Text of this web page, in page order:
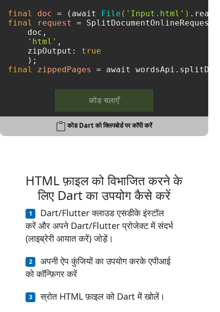
final
doc = (await File ( 'Input.html' )
final
request = SplitDocumentOnlineRequest(
    doc,
'html' ,
    zipOutput:
true
final
zippedPages = await
कोड चलाएँ
कोड Dart को क्लिपबोर्ड पर कॉपी करें
HTML फ़ाइल को विभाजित करने के
लिए Dart का उपयोग कैसे करें
Dart/Flutter क्लाउड एसडीके इंस्टॉल
करें और अपने Dart/Flutter प्रोजेक्ट में संदर्भ
(लाइब्रेरी आयात करें) जोड़ें।
अपनी ऐप कुंजियों का उपयोग करके एपीआई
को कॉन्फ़िगर करें
स्रोत HTML फ़ाइल को Dart में खोलें।